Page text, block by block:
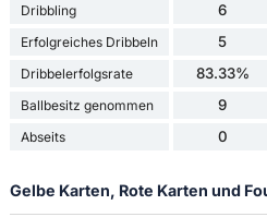
Dribbling 6
Erfolgreiches Dribbeln 5
Dribbelerfolgsrate 83.33%
Ballbesitz genommen 9
Abseits 0
Gelbe Karten, Rote Karten und